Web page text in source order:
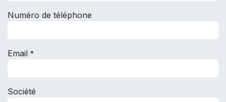
Numéro de téléphone
Email *
Société